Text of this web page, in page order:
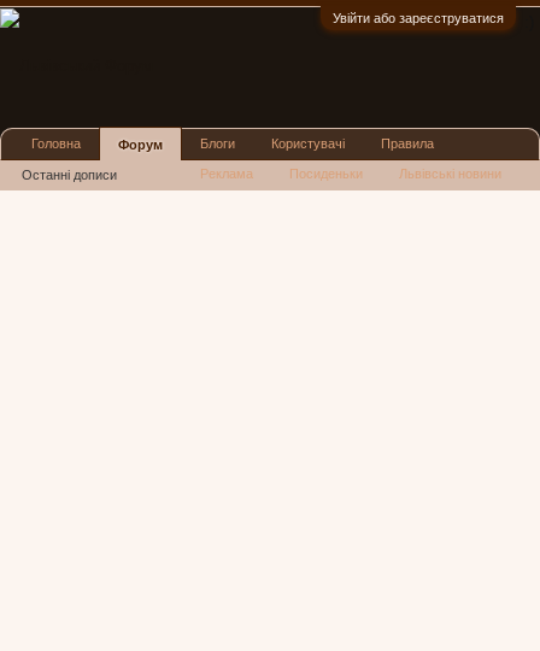
Увійти або зареєструватися
Головна Форум
Останні дописи
Блоги Користувачі Правила
Реклама Посиденьки Львівські новини